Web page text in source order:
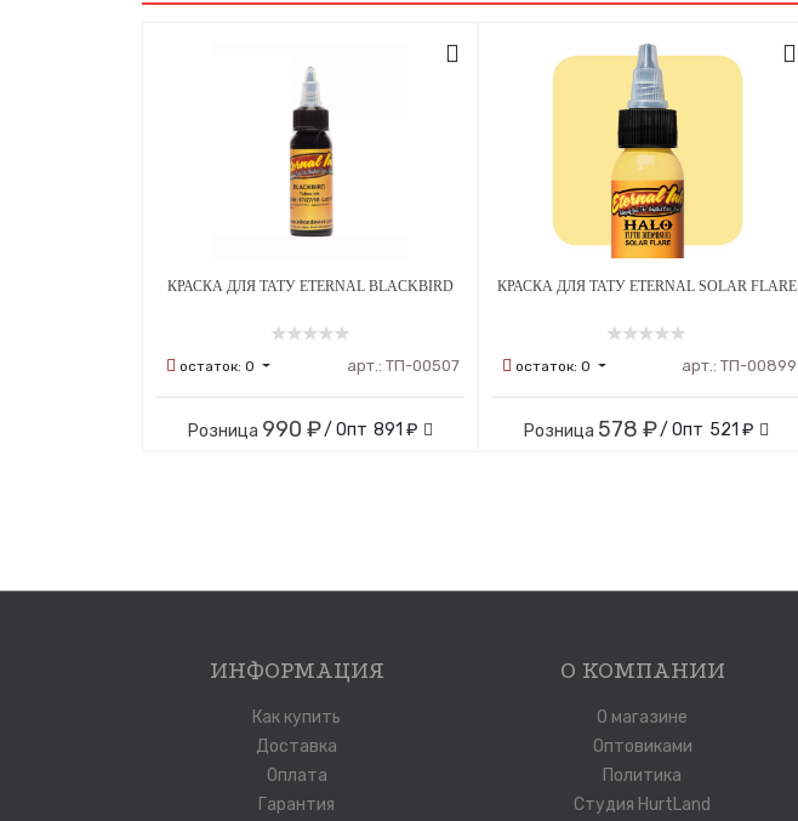
КРАСКА ДЛЯ ТАТУ ETERNAL BLACKBIRD
остаток: 0 арт.: ТП-00507
Розница 990 ₽/ Опт 891 ₽
КРАСКА ДЛЯ ТАТУ ETERNAL SOLAR FLARE
остаток:0 арт.: ТП-00899
Розница 578 ₽/ Опт 521 ₽
ИНФОРМАЦИЯ
Как купить
Доставка
Оплата
Гарантия
О КОМПАНИИ
О магазине
Оптовиками
Политика
Студия HurtLand